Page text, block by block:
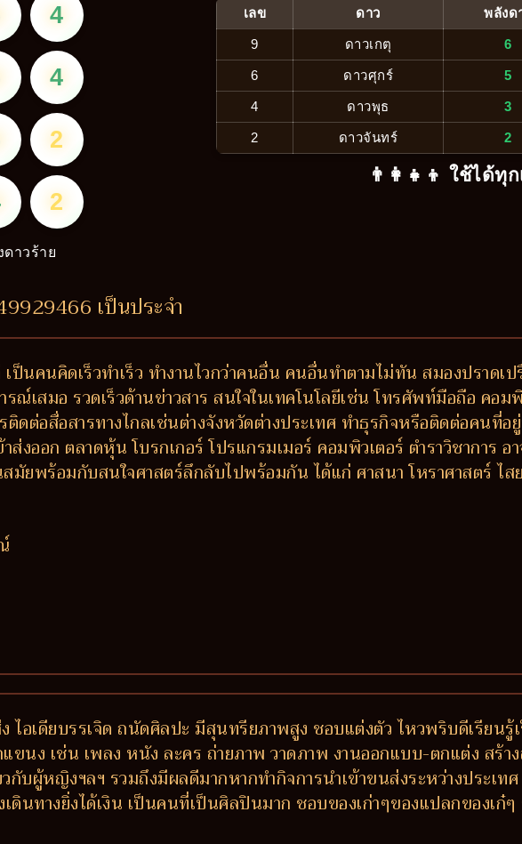
4
4
2
2
าวร้าย
เลข ดาว พลังด
9 ดาวเกตุ 6
6 ดาวศุกร์ 5
4 ดาวพุธ 3
2 ดาวจันทร์ 2
👨‍👩‍👧‍👦 ใช้ได้ทุ
เป็นประจำ
นคนคิดเร็วทำเร็ว ทำงานไวกว่าคนอื่น คนอื่นทำตามไม่ทัน สมองปราดเ
เสมอ รวดเร็วด้านข่าวสาร สนใจในเทคโนโลยีเช่น โทรศัพท์มือถือ คอม
ดต่อสื่อสารทางไกลเช่นต่างจังหวัดต่างประเทศ ทำธุรกิจหรือติดต่อคนที่อ
ส่งออก ตลาดหุ้น โบรกเกอร์ โปรแกรมเมอร์ คอมพิวเตอร์ ตำราวิชาการ อ
ยพร้อมกับสนใจศาสตร์ลึกลับไปพร้อมกัน ได้แก่ ศาสนา โหราศาสตร์ ไสย
ไอเดียบรรเจิด ถนัดศิลปะ มีสุนทรียภาพสูง ชอบแต่งตัว ไหวพริบดีเรียนรู้
ขนง เช่น เพลง หนัง ละคร ถ่ายภาพ วาดภาพ งานออกแบบ-ตกแต่ง สร้า
กับผู้หญิงฯลฯ รวมถึงมีผลดีมากหากทำกิจการนำเข้าขนส่งระหว่างประเท
ดินทางยิ่งได้เงิน เป็นคนที่เป็นศิลปินมาก ชอบของเก่าๆของแปลกของเก๋ๆ